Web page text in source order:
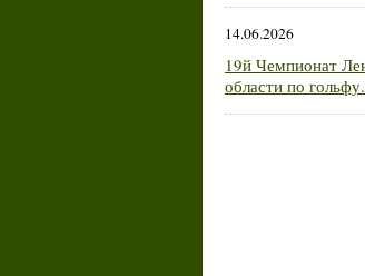
14.06.2026
19й Чемпионат
области по гольфу.